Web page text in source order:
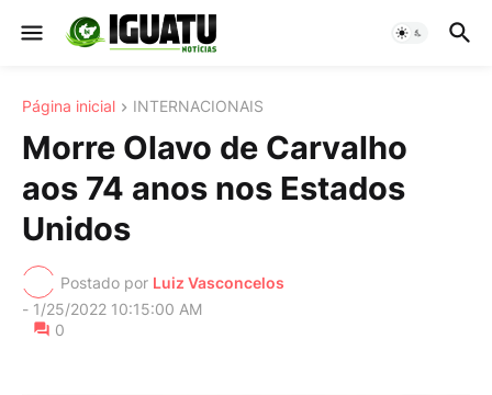
Página inicial INTERNACIONAIS
Morre Olavo de Carvalho
aos 74 anos nos Estados
Unidos
Postado por Luiz Vasconcelos
- 1/25/2022 10:15:00 AM
0